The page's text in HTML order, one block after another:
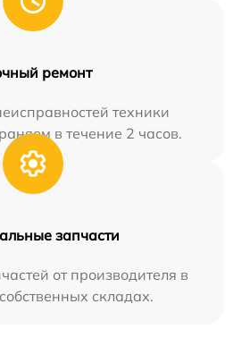
ремонт
техники
в течение 2 часов.
запчасти
от производителя в
складах.